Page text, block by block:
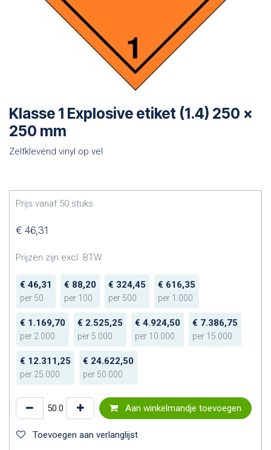
Klasse 1 Explosive etiket (1.4) 250 x
250 mm
Zelfklevend vinyl op vel
Prijs vanaf 50 stuks
€ 46,31
Prijzen zijn excl. BTW
€ 46,31
per 50
€ 88,20
per 100
€ 324,45
per 500
€ 616,35
per 1.000
€ 1.169,70
per 2.000
€ 2.525,25
per 5.000
€ 4.924,50
per 10.000
€ 7.386,75
per 15.000
€ 12.311,25
per 25.000
€ 24.622,50
per 50.000
Aan winkelmandje toevoegen
Toevoegen aan verlanglijst